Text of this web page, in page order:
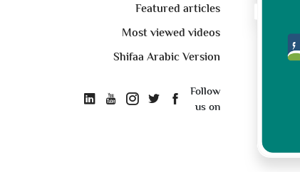
Featured articles
Most viewed videos
Shifaa Arabic Version
Follow
us on